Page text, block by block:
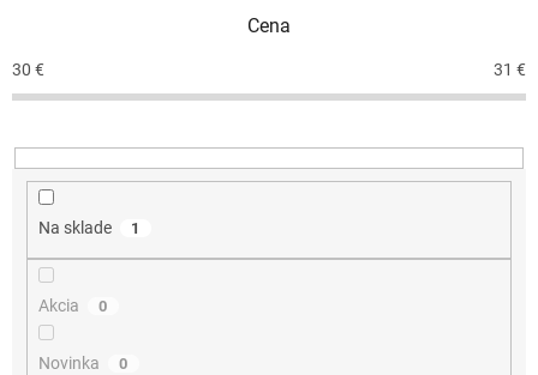
e
p
r
d
Cena
30 € 31 €
Na sklade 1
Akcia 0
Novinka 0